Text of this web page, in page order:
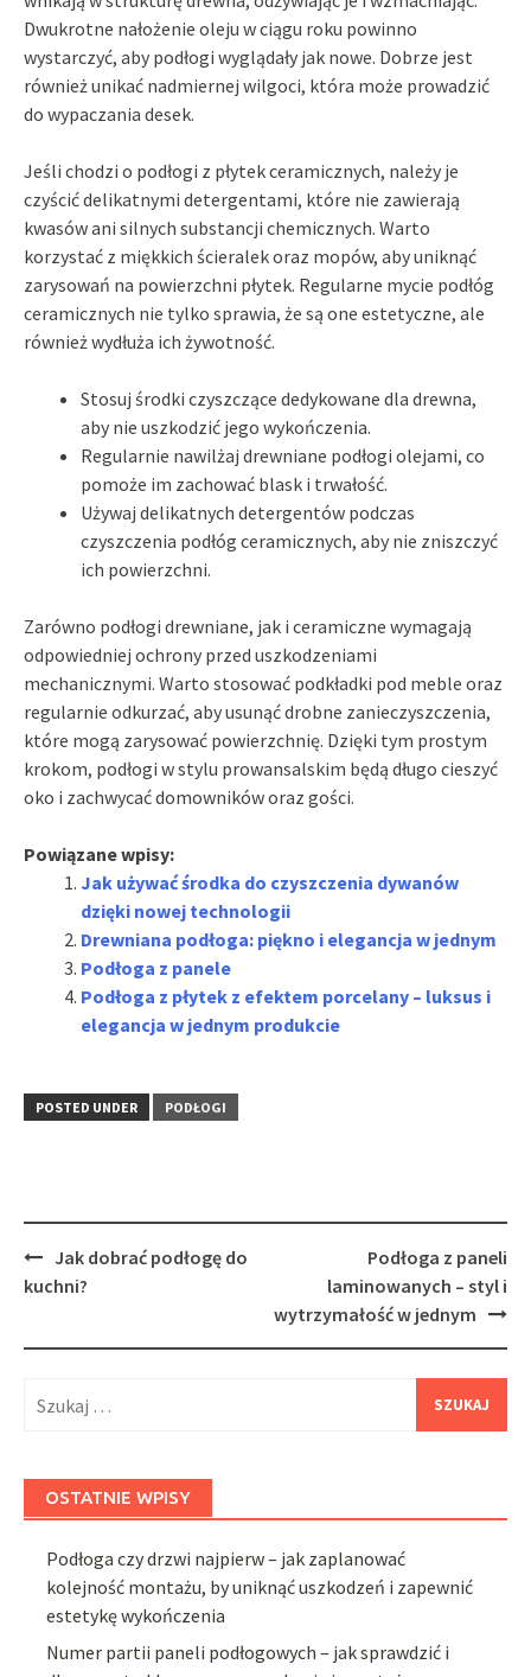
Dwukrotne nałożenie oleju w ciągu roku powinno
wystarczyć, aby podłogi wyglądały jak nowe. Dobrze jest
również unikać nadmiernej wilgoci, która może prowadzić
do wypaczania desek.
Jeśli chodzi o podłogi z płytek ceramicznych, należy je
czyścić delikatnymi detergentami, które nie zawierają
kwasów ani silnych substancji chemicznych. Warto
korzystać z miękkich ścieralek oraz mopów, aby uniknąć
zarysowań na powierzchni płytek. Regularne mycie podłóg
ceramicznych nie tylko sprawia, że są one estetyczne, ale
również wydłuża ich żywotność.
Stosuj środki czyszczące dedykowane dla drewna,
aby nie uszkodzić jego wykończenia.
Regularnie nawilżaj drewniane podłogi olejami, co
pomoże im zachować blask i trwałość.
Używaj delikatnych detergentów podczas
czyszczenia podłóg ceramicznych, aby nie zniszczyć
ich powierzchni.
Zarówno podłogi drewniane, jak i ceramiczne wymagają
odpowiedniej ochrony przed uszkodzeniami
mechanicznymi. Warto stosować podkładki pod meble oraz
regularnie odkurzać, aby usunąć drobne zanieczyszczenia,
które mogą zarysować powierzchnię. Dzięki tym prostym
krokom, podłogi w stylu prowansalskim będą długo cieszyć
oko i zachwycać domowników oraz gości.
Powiązane wpisy:
Jak używać środka do czyszczenia dywanów
dzięki nowej technologii
Drewniana podłoga: piękno i elegancja w jednym
Podłoga z panele
Podłoga z płytek z efektem porcelany – luksus i
elegancja w jednym produkcie
POSTED UNDER PODŁOGI
Post
navigation
Jak dobrać podłogę do
kuchni?
Podłoga z paneli
laminowanych – styl i
wytrzymałość w jednym
OSTATNIE WPISY
Podłoga czy drzwi najpierw – jak zaplanować
kolejność montażu, by uniknąć uszkodzeń i zapewnić
estetykę wykończenia
Numer partii paneli podłogowych – jak sprawdzić i